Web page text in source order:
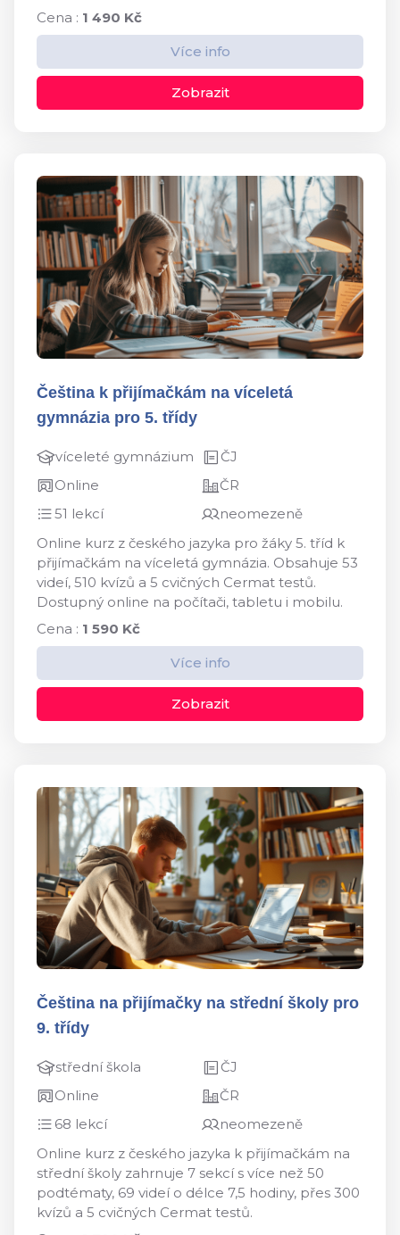
Cena : 1 490 Kč
Více info
Zobrazit
Čeština k přijímačkám na víceletá
gymnázia pro 5. třídy
víceleté gymnázium
ČJ
Online
ČR
51 lekcí
neomezeně
Online kurz z českého jazyka pro žáky 5. tříd k
přijímačkám na víceletá gymnázia. Obsahuje 53
videí, 510 kvízů a 5 cvičných Cermat testů.
Dostupný online na počítači, tabletu i mobilu.
Cena : 1 590 Kč
Více info
Zobrazit
Čeština na přijímačky na střední školy pro
9. třídy
střední škola
ČJ
Online
ČR
68 lekcí
neomezeně
Online kurz z českého jazyka k přijímačkám na
střední školy zahrnuje 7 sekcí s více než 50
podtématy, 69 videí o délce 7,5 hodiny, přes 300
kvízů a 5 cvičných Cermat testů.